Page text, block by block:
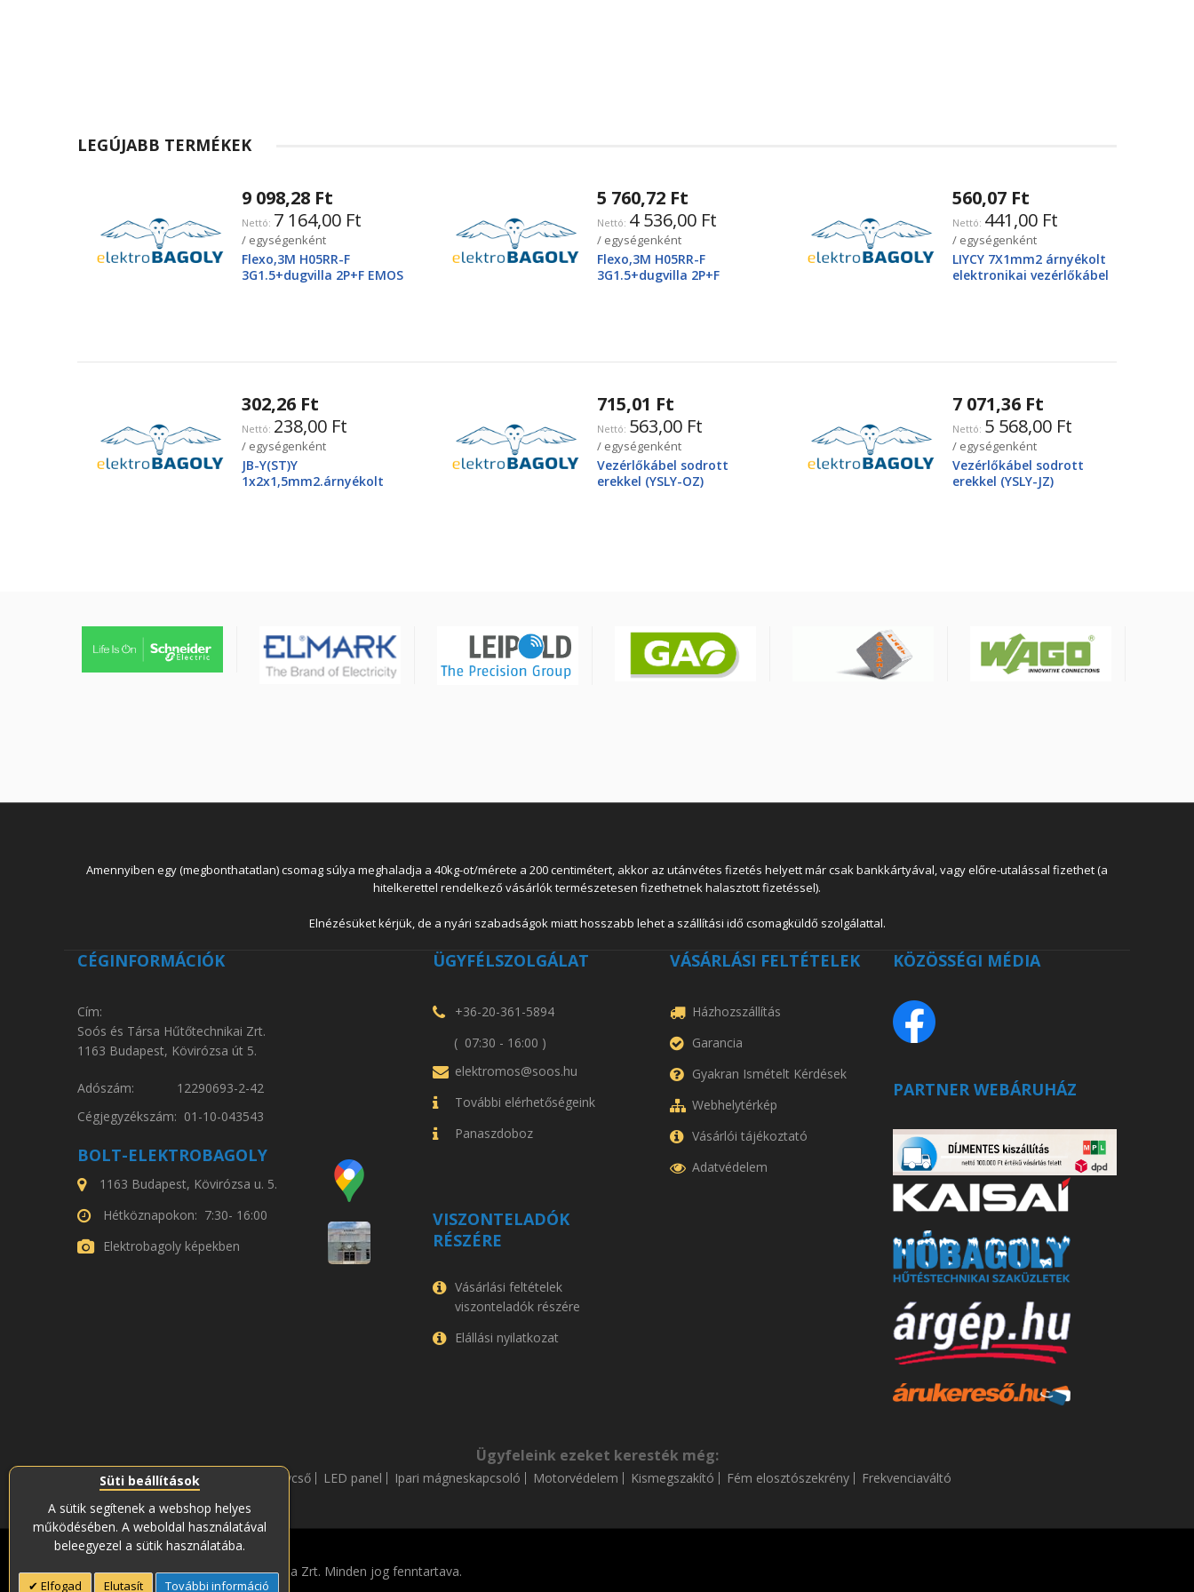
Süti beállítások
A sütik segítenek a webshop helyes
működésében. A weboldal használatával
beleegyezel a sütik használatába.
Elfogad Elutasít További információ
LEGÚJABB TERMÉKEK
9 098,28 Ft
7 164,00 Ft
/ egységenként
Flexo,3M H05RR-F
3G1.5+dugvilla 2P+F EMOS
5 760,72 Ft
4 536,00 Ft
/ egységenként
Flexo,3M H05RR-F
3G1.5+dugvilla 2P+F
560,07 Ft
441,00 Ft
/ egységenként
LIYCY 7X1mm2 árnyékolt
elektronikai vezérlőkábel
302,26 Ft
238,00 Ft
/ egységenként
JB-Y(ST)Y
1x2x1,5mm2.árnyékolt
715,01 Ft
563,00 Ft
/ egységenként
Vezérlőkábel sodrott
erekkel (YSLY-OZ)
7 071,36 Ft
5 568,00 Ft
/ egységenként
Vezérlőkábel sodrott
erekkel (YSLY-JZ)
Amennyiben egy (megbonthatatlan) csomag súlya meghaladja a 40kg-ot/mérete a 200 centimétert, akkor az utánvétes fizetés helyett már csak bankkártyával, vagy előre-utalással fizethet (a
hitelkerettel rendelkező vásárlók természetesen fizethetnek halasztott fizetéssel).
Elnézésüket kérjük, de a nyári szabadságok miatt hosszabb lehet a szállítási idő csomagküldő szolgálattal.
CÉGINFORMÁCIÓK
Cím:
Soós és Társa Hűtőtechnikai Zrt.
1163 Budapest, Kövirózsa út 5.
Adószám: 12290693-2-42
Cégjegyzékszám: 01-10-043543
BOLT-ELEKTROBAGOLY
1163 Budapest, Kövirózsa u. 5.
Hétköznapokon: 7:30- 16:00
Elektrobagoly képekben
ÜGYFÉLSZOLGÁLAT
+36-20-361-5894
( 07:30 - 16:00 )
elektromos@soos.hu
További elérhetőségeink
Panaszdoboz
VISZONTELADÓK
RÉSZÉRE
Vásárlási feltételek
viszonteladók részére
Elállási nyilatkozat
VÁSÁRLÁSI FELTÉTELEK
Házhozszállítás
Garancia
Gyakran Ismételt Kérdések
Webhelytérkép
Vásárlói tájékoztató
Adatvédelem
KÖZÖSSÉGI MÉDIA
PARTNER WEBÁRUHÁZ
Ügyfeleink ezeket keresték még:
LED fénycső LED panel Ipari mágneskapcsoló Motorvédelem Kismegszakító Fém elosztószekrény Frekvenciaváltó
Copyright © 2019-2023 Soós és Társa Zrt. Minden jog fenntartava.